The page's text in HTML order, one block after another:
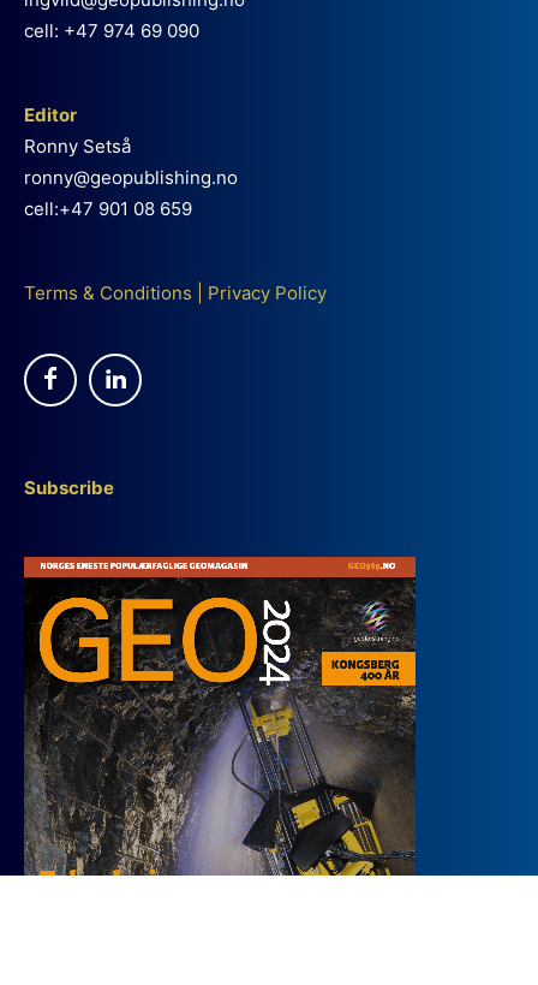
cell: +47 974 69 090
Editor
Ronny Setså
ronny@geopublishing.no
cell:+47 901 08 659
Terms & Conditions Privacy Policy
Subscribe